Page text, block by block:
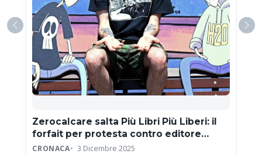
Zerocalcare salta Più Libri Più Liberi: il
forfait per protesta contro editore
neofascista
CRONACA 3 Dicembre 2025